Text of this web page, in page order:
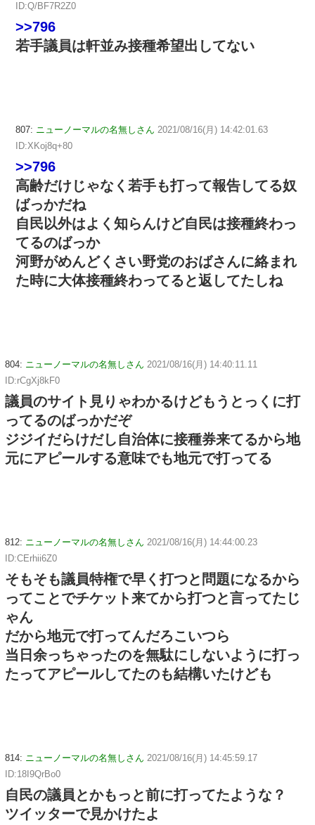
ID:Q/BF7R2Z0
>>796
若手議員は軒並み接種希望出してない
807: ニューノーマルの名無しさん 2021/08/16(月) 14:42:01.63
ID:XKoj8q+80
>>796
高齢だけじゃなく若手も打って報告してる奴
ばっかだね
自民以外はよく知らんけど自民は接種終わっ
てるのばっか
河野がめんどくさい野党のおばさんに絡まれ
た時に大体接種終わってると返してたしね
804: ニューノーマルの名無しさん 2021/08/16(月) 14:40:11.11
ID:rCgXj8kF0
議員のサイト見りゃわかるけどもうとっくに打
ってるのばっかだぞ
ジジイだらけだし自治体に接種券来てるから地
元にアピールする意味でも地元で打ってる
812: ニューノーマルの名無しさん 2021/08/16(月) 14:44:00.23
ID:CErhii6Z0
そもそも議員特権で早く打つと問題になるから
ってことでチケット来てから打つと言ってたじ
ゃん
だから地元で打ってんだろこいつら
当日余っちゃったのを無駄にしないように打っ
たってアピールしてたのも結構いたけども
814: ニューノーマルの名無しさん 2021/08/16(月) 14:45:59.17
ID:18I9QrBo0
自民の議員とかもっと前に打ってたような？
ツイッターで見かけたよ